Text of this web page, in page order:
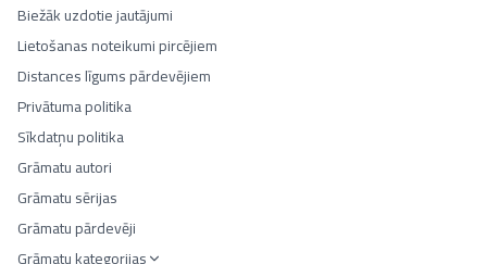
Biežāk uzdotie jautājumi
Lietošanas noteikumi pircējiem
Distances līgums pārdevējiem
Privātuma politika
Sīkdatņu politika
Grāmatu autori
Grāmatu sērijas
Grāmatu pārdevēji